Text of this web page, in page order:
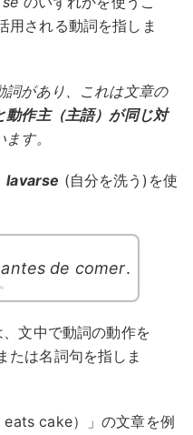
用される動詞を指しま
詞があり、これは文章の
作主（主語）が同じ対
す。
lavarse (自分を洗う)を使
de comer.
、文中で動詞の動作を
たは名詞句を指しま
cake）」の文章を例